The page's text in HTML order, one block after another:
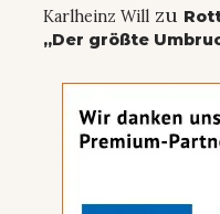
Karlheinz Will zu
„Der größte